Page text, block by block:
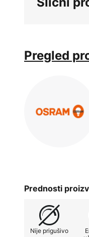
Pregled
Prednosti
Nije prigušivo